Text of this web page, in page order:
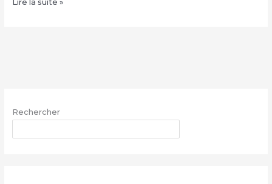
:
68
Lire la suite »
Rechercher